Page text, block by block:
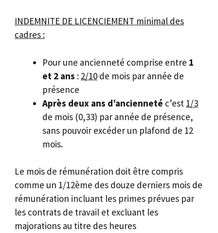
INDEMNITE DE LICENCIEMENT minimal des
cadres :
Pour une ancienneté comprise entre 1
et 2 ans : 2/10 de mois par année de
présence
Après deux ans d’ancienneté c’est 1/3
de mois (0,33) par année de présence,
sans pouvoir excéder un plafond de 12
mois.
Le mois de rémunération doit être compris
comme un 1/12ème des douze derniers mois de
rémunération incluant les primes prévues par
les contrats de travail et excluant les
majorations au titre des heures